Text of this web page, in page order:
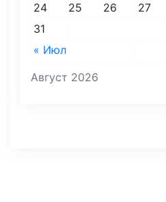
Август 2026
« Июл
24
25 26 27
31